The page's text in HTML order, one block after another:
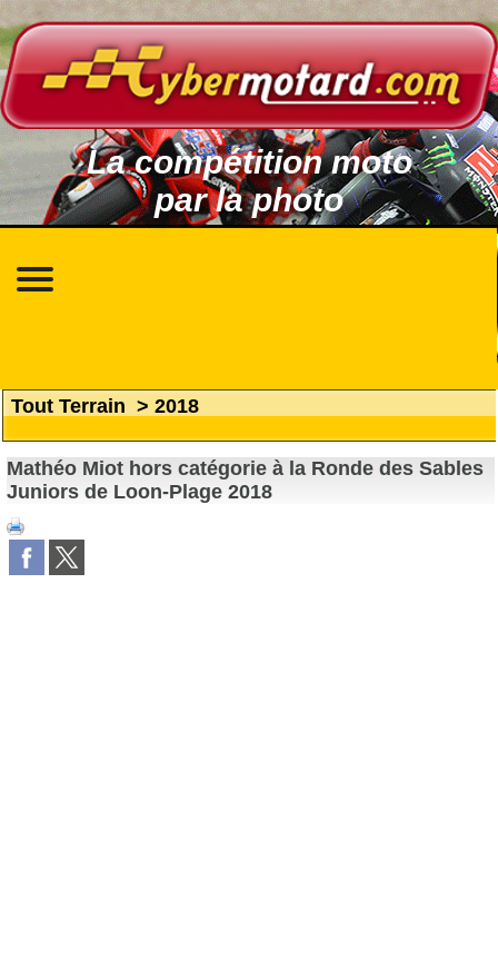
La compétition moto
par la photo
Tout Terrain > 2018
Mathéo Miot hors catégorie à la Ronde des Sables
Juniors de Loon-Plage 2018